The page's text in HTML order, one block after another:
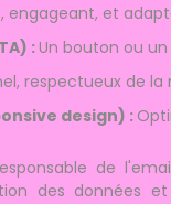
engageant, et
:Un bouton ou
respectueux de la
design) :
de
des données